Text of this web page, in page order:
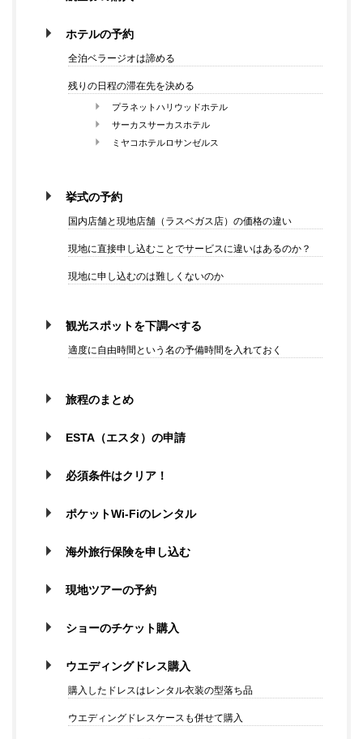
ホテルの予約
全泊ベラージオは諦める
残りの日程の滞在先を決める
プラネットハリウッドホテル
サーカスサーカスホテル
ミヤコホテルロサンゼルス
挙式の予約
国内店舗と現地店舗（ラスベガス店）の価格の違い
現地に直接申し込むことでサービスに違いはあるのか？
現地に申し込むのは難しくないのか
観光スポットを下調べする
適度に自由時間という名の予備時間を入れておく
旅程のまとめ
ESTA（エスタ）の申請
必須条件はクリア！
ポケットWi-Fiのレンタル
海外旅行保険を申し込む
現地ツアーの予約
ショーのチケット購入
ウエディングドレス購入
購入したドレスはレンタル衣装の型落ち品
ウエディングドレスケースも併せて購入